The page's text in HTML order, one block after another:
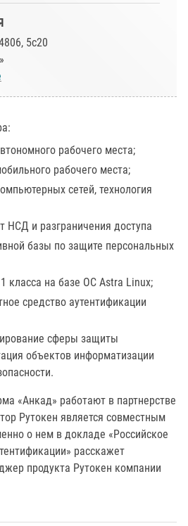
5с20
рабочего места;
рабочего места;
сетей, технология
НСД и разграничения доступа
базы по защите персональных
класса на базе ОС Astra Linux;
средство аутентификации
сферы защиты
объектов информатизации
«Анкад» работают в партнерстве
Рутокен является совместным
о нем в докладе «Российское
расскажет
продукта Рутокен компании